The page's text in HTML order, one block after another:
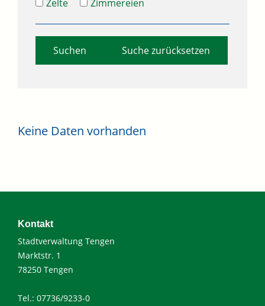
Zelte
Zimmereien
Suche zurücksetzen
Keine Daten vorhanden
Kontakt
Stadtverwaltung Tengen
Marktstr. 1
78250 Tengen
Tel.: 07736/9233-0